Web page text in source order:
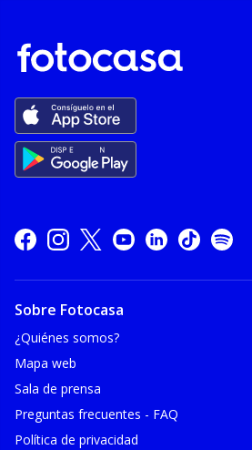
Sobre Fotocasa
¿Quiénes somos?
Mapa web
Sala de prensa
Preguntas frecuentes - FAQ
Política de privacidad